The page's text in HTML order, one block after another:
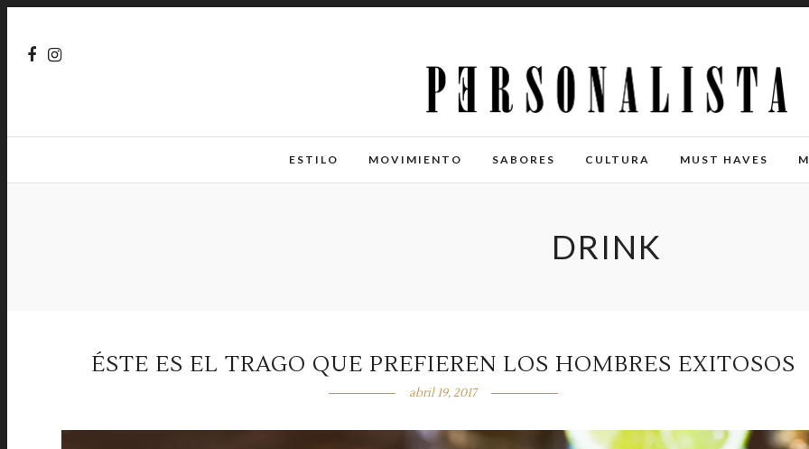
ESTILO MOVIMIENTO SABORES CULTURA MUST HAVES
DRINK
ÉSTE ES EL TRAGO QUE PREFIEREN LOS HOMBRES EXITOSOS
abril 19, 2017